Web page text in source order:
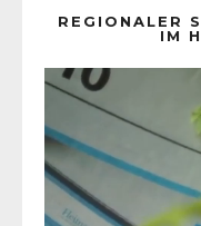
REGIONALER
IM